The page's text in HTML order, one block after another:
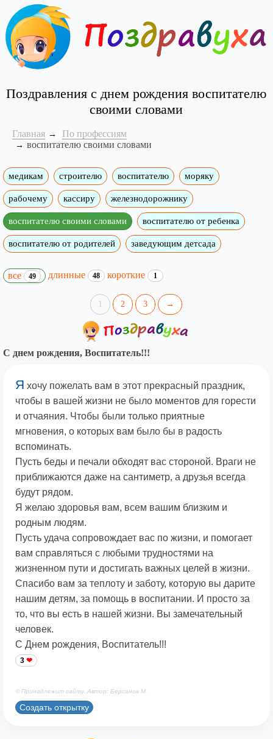
Поздравления с днем рождения воспитателю
своими словами
Главная
По профессиям
воспитателю своими словами
медикам строителю воспитателю моряку
рабочему кассиру железнодорожнику
воспитателю своими словами воспитателю от ребенка
воспитателю от родителей заведующим детсада
все 49 длинные 48 короткие 1
1 2 3 →
С днем рождения, Воспитатель!!!
Я хочу пожелать вам в этот прекрасный праздник,
чтобы в вашей жизни не было моментов для горести
и отчаяния. Чтобы были только приятные
мгновения, о которых вам было бы в радость
вспоминать.
Пусть беды и печали обходят вас стороной. Враги не
приближаются даже на сантиметр, а друзья всегда
будут рядом.
Я желаю здоровья вам, всем вашим близким и
родным людям.
Пусть удача сопровождает вас по жизни, и помогает
вам справляться с любыми трудностями на
жизненном пути и достигать важных целей в жизни.
Спасибо вам за теплоту и заботу, которую вы дарите
нашим детям, за помощь в воспитании. И просто за
то, что вы есть в нашей жизни. Вы замечательный
человек.
С Днем рождения, Воспитатель!!!
3
© Принадлежит сайту. Автор: Берсанов М.
Создать открытку